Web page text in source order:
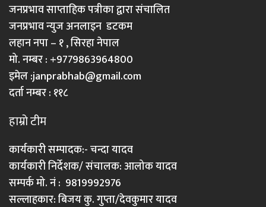
जनप्रभाव साप्ताहिक पत्रीका द्वारा संचालित
जनप्रभाव न्युज अनलाइन डटकम
लहान नपा – १ , सिरहा नेपाल
मो. नम्बर : +9779863964800
इमेल :janprabhab@gmail.com
दर्ता नम्बर : ११८
हाम्रो टीम
कार्यकारी सम्पादक:- चन्दा यादव
कार्यकारी निर्देशक/ संचालक: आलोक यादव
सम्पर्क मो. नं : 9819992976
सल्लाहकार: बिजय कु. गुप्ता/देवकुमार यादव